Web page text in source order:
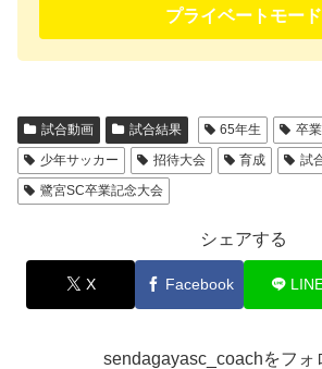
プライベートモード
試合動画 試合結果 65年生
卒
少年サッカー
招待大会 育成 試
鷺宮SC卒業記念大会
シェアする
X Facebook
sendagayasc_coachをフォ